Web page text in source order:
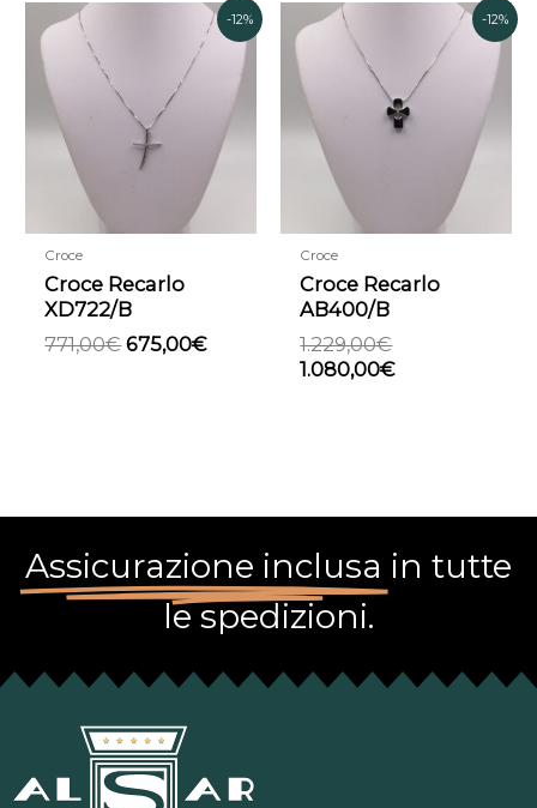
-12%
Croce
Croce Recarlo
XD722/B
771,00€
originale
771,00€.
675,00€
Il
prezzo
attuale
-12%
Croce
Croce Recarlo
AB400/B
1.229,00€
prezzo
originale
era:
1.229,00€.
1.080,00€
prezzo
attuale
è:
1.080,00€.
Assicurazione inclusa in tutte
le spedizioni.